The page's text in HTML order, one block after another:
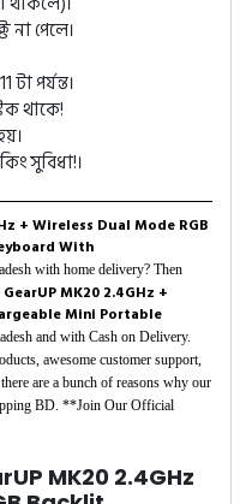
না পেলে।
পর্যন্ত।
থাকে!
সুবিধা!।
+ Wireless Dual Mode RGB
With
with home delivery? Then
GearUP MK20 2.4GHz +
Mini Portable
and with Cash on Delivery.
awesome customer support,
are a bunch of reasons why our
BD. **Join Our Official
MK20 2.4GHz